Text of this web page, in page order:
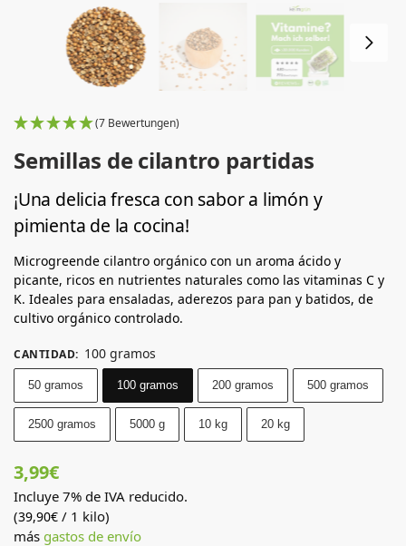
(7 Bewertungen)
Semillas de cilantro partidas
¡Una delicia fresca con sabor a limón y
pimienta de la cocina!
Microgreende cilantro orgánico con un aroma ácido y
picante, ricos en nutrientes naturales como las vitaminas C y
K. Ideales para ensaladas, aderezos para pan y batidos, de
cultivo orgánico controlado.
CANTIDAD: 100 gramos
50 gramos 100 gramos 200 gramos 500 gramos
2500 gramos 5000 g 10 kg 20 kg
3,99€
Incluye 7% de IVA reducido.
(39,90€ / 1 kilo)
más gastos de envío